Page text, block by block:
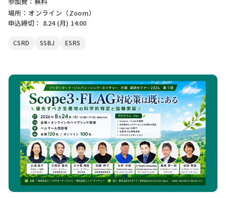
場所：オンライン（Zoom）
申込締切： 8.24 (月) 14:00
CSRD SSBJ ESRS